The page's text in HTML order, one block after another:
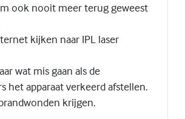
ook nooit meer terug geweest
kijken naar IPL laser
wat mis gaan als de
het apparaat verkeerd afstellen.
krijgen.